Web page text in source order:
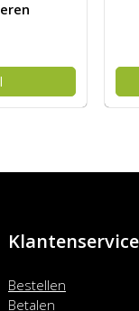
Klantenservice
Bestellen
Betalen